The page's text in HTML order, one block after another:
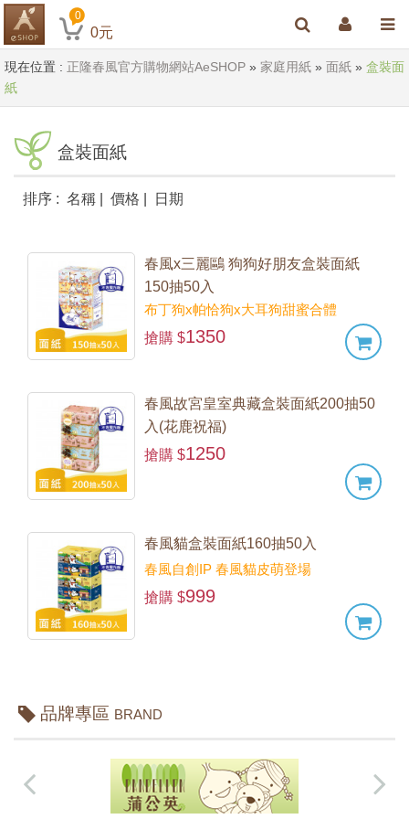
0
0元
現在位置 : 正隆春風官方購物網站AeSHOP » 家庭用紙 » 面紙 » 盒裝面
紙
盒裝面紙
排序 : 名稱 價格 日期
春風x三麗鷗 狗狗好朋友盒裝面紙
150抽50入
布丁狗x帕恰狗x大耳狗甜蜜合體
搶購 $1350
春風故宮皇室典藏盒裝面紙200抽50
入(花鹿祝福)
搶購 $1250
春風貓盒裝面紙160抽50入
春風自創IP 春風貓皮萌登場
搶購 $999
品牌專區 BRAND